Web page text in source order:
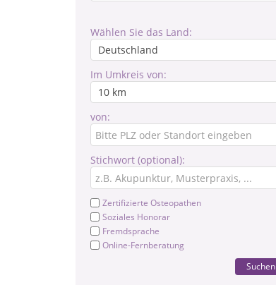
Wählen Sie das Land:
Im Umkreis von:
von:
Stichwort (optional):
Zertifizierte Osteopathen
Soziales Honorar
Fremdsprache
Online-Fernberatung
Suchen